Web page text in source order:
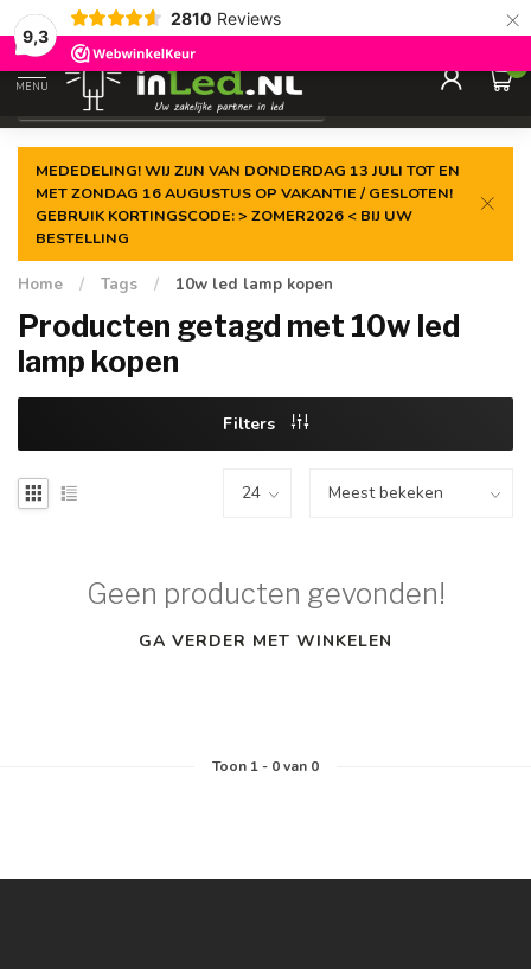
9,3
2810 Reviews ×
Gegarandeerde delaagste prijs
MENU
0
MEDEDELING! WIJ ZIJN VAN DONDERDAG 13 JULI TOT EN
MET ZONDAG 16 AUGUSTUS OP VAKANTIE / GESLOTEN!
GEBRUIK KORTINGSCODE: > ZOMER2026 < BIJ UW
BESTELLING
Home / Tags / 10w led lamp kopen
Producten getagd met 10w led
lamp kopen
Filters
Geen producten gevonden!
GA VERDER MET WINKELEN
Toon 1- 0van 0